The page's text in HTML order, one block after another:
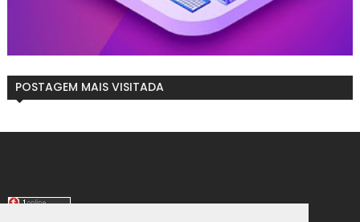
POSTAGEM MAIS VISITADA